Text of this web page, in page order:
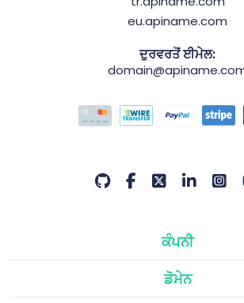
eu.apiname.com
ਦੁਰਵਰਤੋਂ ਈਮੇਲ:
ਕੰਪਨੀ
ਡੋਮੇਨ